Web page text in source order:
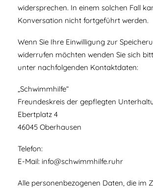
widersprechen. In einem solchen Fall
Konversation nicht fortgeführt werden.
Wenn Sie Ihre Einwilligung zur
widerrufen möchten wenden Sie sich
unter nachfolgenden Kontaktdaten:
„Schwimmhilfe“
Freundeskreis der gepflegten
Ebertplatz 4
46045 Oberhausen
Telefon:
E-Mail: info@schwimmhilfe.ruhr
Alle personenbezogenen Daten, die im